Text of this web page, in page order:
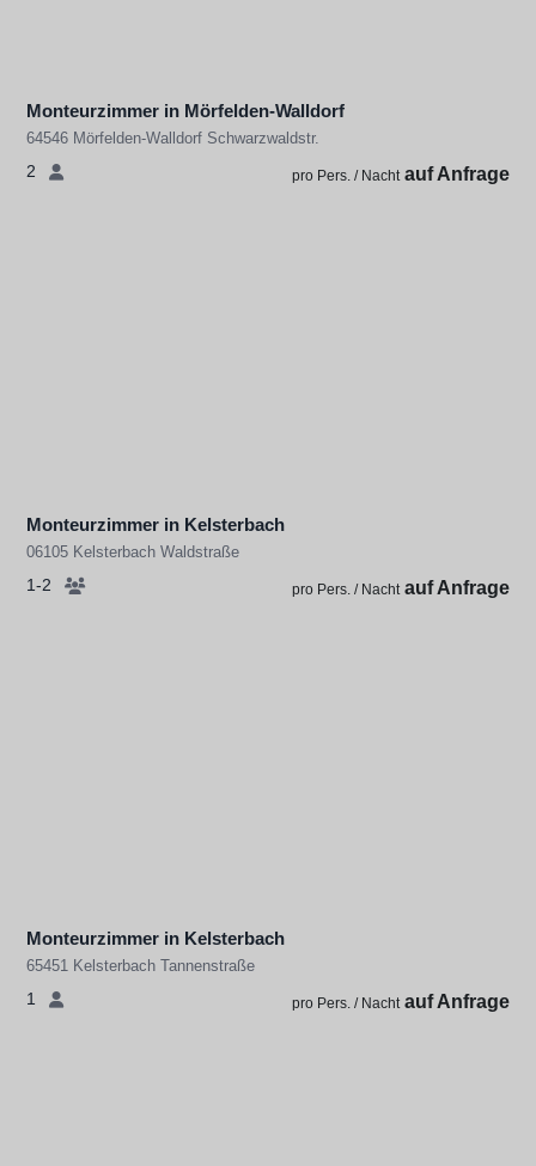
Monteurzimmer in Mörfelden-Walldorf
64546 Mörfelden-Walldorf Schwarzwaldstr.
2 pro Pers. / Nacht auf Anfrage
Monteurzimmer in Kelsterbach
06105 Kelsterbach Waldstraße
1-2 pro Pers. / Nacht auf Anfrage
Monteurzimmer in Kelsterbach
65451 Kelsterbach Tannenstraße
1 pro Pers. / Nacht auf Anfrage